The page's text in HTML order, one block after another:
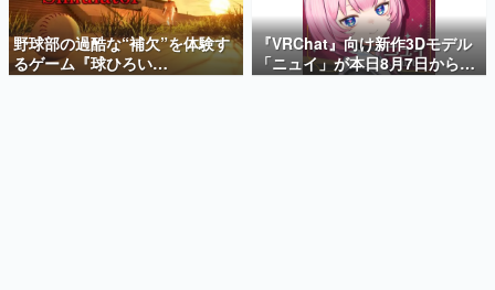
殿堂入り記事
SNS拡散数が数千以上！ ページビュー数万以上！ などな
ど。多くの人々に読まれた、電ファミ渾身の“殿堂入り”記
事をまとめました。
野球部の過酷な“補欠”を体験す
るゲーム『球ひろい
Simulator』が「1件」のウィッ
『VRChat』向け新作3Dモデル
「ニュイ」が本日8月7日から
BOOTHにて発売。瞳に光る星